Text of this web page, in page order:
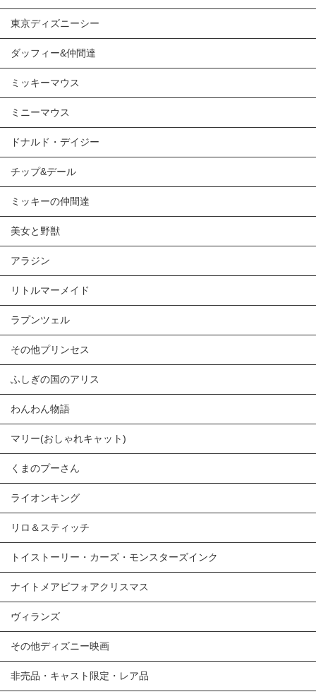
東京ディズニーシー
ダッフィー&仲間達
ミッキーマウス
ミニーマウス
ドナルド・デイジー
チップ&デール
ミッキーの仲間達
美女と野獣
アラジン
リトルマーメイド
ラプンツェル
その他プリンセス
ふしぎの国のアリス
わんわん物語
マリー(おしゃれキャット)
くまのプーさん
ライオンキング
リロ＆スティッチ
トイストーリー・カーズ・モンスターズインク
ナイトメアビフォアクリスマス
ヴィランズ
その他ディズニー映画
非売品・キャスト限定・レア品